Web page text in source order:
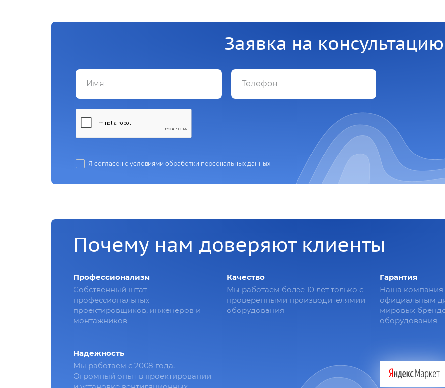
Заявка на консультацию
Я согласен с условиями обработки персональных данных
Почему нам доверяют клиенты
Профессионализм
Собственный штат
профессиональных
проектировщиков, инженеров и
монтажников
Качество
Мы работаем более 10 лет только с
проверенными производителямии
оборудования
Гарантия
Наша компания
официальным
мировых
оборудования
Надежность
Мы работаем с 2008 года.
Огромный опыт в проектировании